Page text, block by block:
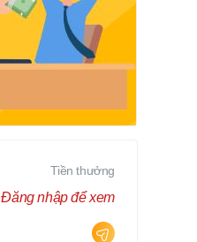
Tiền thưởng
Đăng nhập để xem